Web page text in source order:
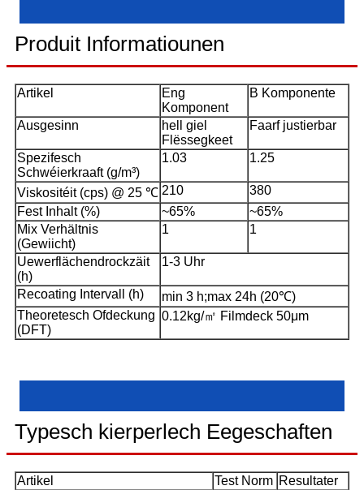
Produit Informatiounen
Artikel
Eng
Komponent
B Komponente
Ausgesinn
hell giel
Flëssegkeet
Faarf justierbar
Spezifesch
Schwéierkraaft (g/m³)
1.03 1.25
Viskositéit (cps) @ 25 ℃ 210
380
Fest Inhalt (%)
~65%
~65%
Mix Verhältnis
(Gewiicht)
1 1
Uewerflächendrockzäit
(h)
1-3 Uhr
Recoating Intervall (h)
min 3 h;max 24h (20℃)
Theoretesch Ofdeckung
(DFT)
0.12kg/㎡ Filmdeck 50μm
Typesch kierperlech Eegeschaften
Artikel Test Norm Resultater